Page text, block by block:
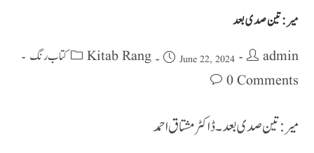
میر: تین صدی بعد
admin
June 22, 2024
Kitab Rang کتاب رنگ
0 Comments
میر: تین صدی بعد ۔ ڈاکٹر مشتاق احمد